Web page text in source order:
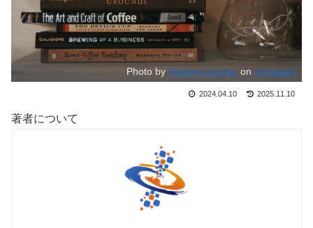
Photo by Nathan Dumlao on Unsplash
2024.04.10 2025.11.10
著者について